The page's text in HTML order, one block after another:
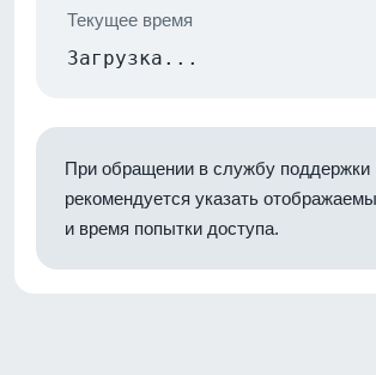
Текущее время
Загрузка...
При обращении в службу поддержки
рекомендуется указать
и время попытки доступа.